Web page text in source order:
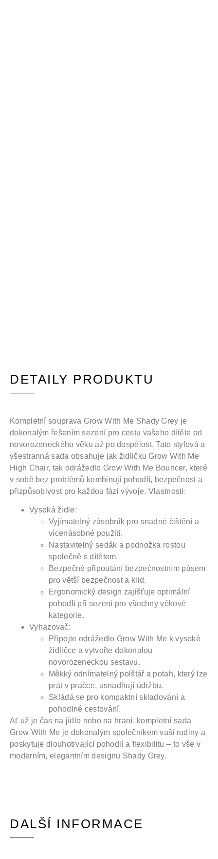
DETAILY PRODUKTU
Kompletní souprava Grow With Me Shady Grey je
dokonalým řešením sezení pro cestu vašeho dítěte od
novorozeneckého věku až po dospělost. Tato stylová a
všestranná sada obsahuje jak židličku Grow With Me
High Chair, tak odrážedlo Grow With Me Bouncer, které
v sobě bez problémů kombinují pohodlí, bezpečnost a
přizpůsobivost pro každou fázi vývoje. Vlastnosti:
Vysoká židle:
Vyjímatelný zásobník pro snadné čištění a
vícenásobné použití.
Nastavitelný sedák a podnožka rostou
společně s dítětem.
Bezpečné připoutání bezpečnostním pásem
pro větší bezpečnost a klid.
Ergonomický design zajišťuje optimální
pohodlí při sezení pro všechny věkové
kategorie.
Vyhazovač:
Připojte odrážedlo Grow With Me k vysoké
židličce a vytvořte dokonalou
novorozeneckou sestavu.
Měkký odnímatelný polštář a potah, který lze
prát v pračce, usnadňují údržbu.
Skládá se pro kompaktní skladování a
pohodlné cestování.
Ať už je čas na jídlo nebo na hraní, kompletní sada
Grow With Me je dokonalým společníkem vaší rodiny a
poskytuje dlouhotrvající pohodlí a flexibilitu – to vše v
moderním, elegantním designu Shady Grey.
DALŠÍ INFORMACE